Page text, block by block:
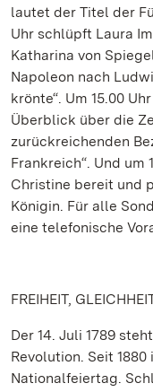
lautet der Titel der
Uhr schlüpft Laura
Katharina von
Napoleon nach
krönte“. Um 15.00
Überblick über die
zurückreichenden
Frankreich“. Und um
Christine bereit und
Königin. Für alle
eine telefonische
FREIHEIT,
Der 14. Juli 1789
Revolution. Seit
Nationalfeiertag.